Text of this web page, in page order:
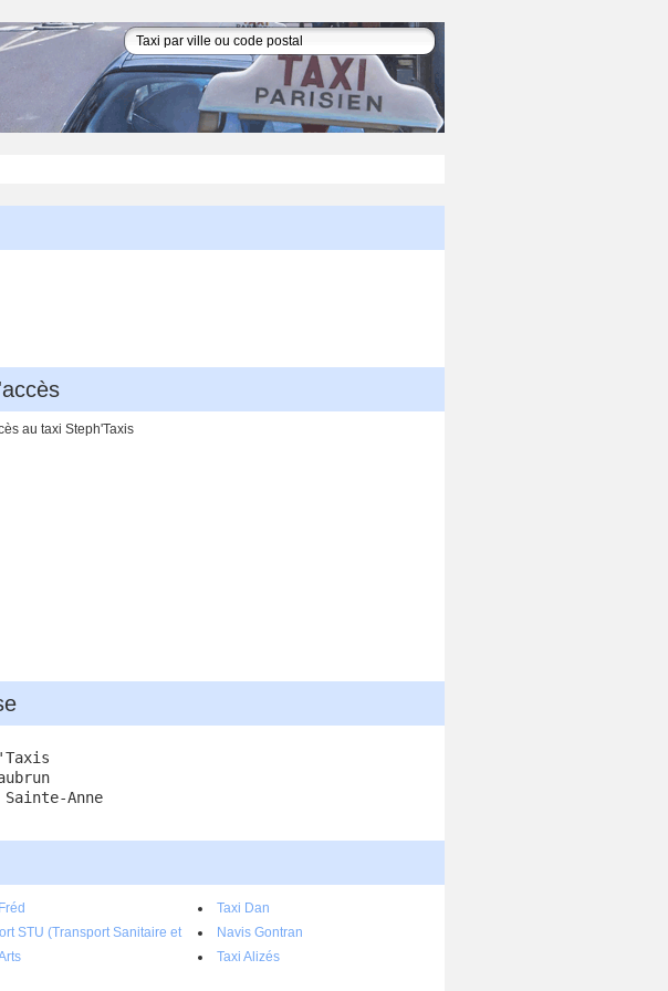
Sainte-Anne
Taxi Dan
STU (Transport Sanitaire et
Navis Gontran
Taxi Alizés